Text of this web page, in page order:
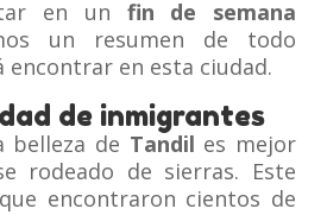
en un fin de semana
un resumen de todo
encontrar en esta ciudad.
de inmigrantes
belleza de Tandil es mejor
rodeado de sierras. Este
encontraron cientos de